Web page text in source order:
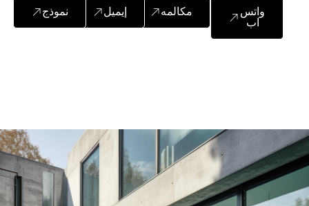
واتس
اب
مكالمه إيميل نموذج